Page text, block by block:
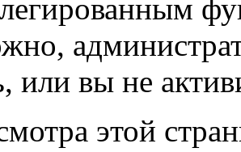
или вы не
этой